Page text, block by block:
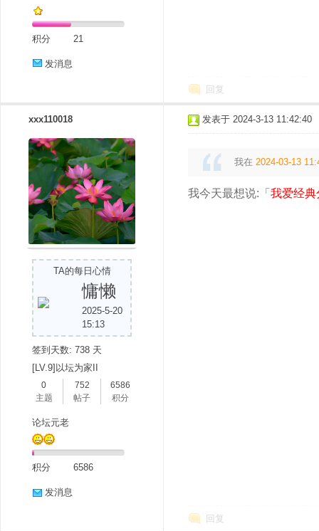
积分 21
发消息
回复
xxx110018
TA的每日心情
慵懒
2025-5-20
15:13
签到天数: 738 天
[LV.9]以坛为家II
0
主题
752
帖子
6586
积分
论坛元老
积分 6586
发消息
发表于 2024-3-13 11:42:40
我在 2024-03-13
我今天最想说:「 我爱经典
回复